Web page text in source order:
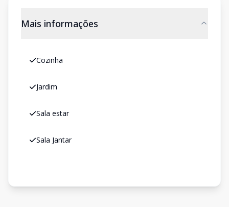
Mais informações
Cozinha
Jardim
Sala estar
Sala Jantar